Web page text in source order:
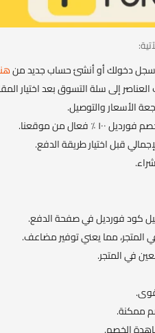
سجل دخولك أو أنشئ حساب جديد من
إلى سلة التسوق بعد اختيار
الأسعار والتوصيل.
من موقعنا.
قبل اختيار طريقة الدفع.
مما يعني توفير مضاعف.
في المتجر.
ممكنة.